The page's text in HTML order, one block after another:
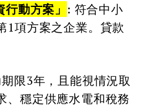
動方案」 : 符合中小
1項方案之企業。貸款
3年，且能視情況取
、穩定供應水電和稅務